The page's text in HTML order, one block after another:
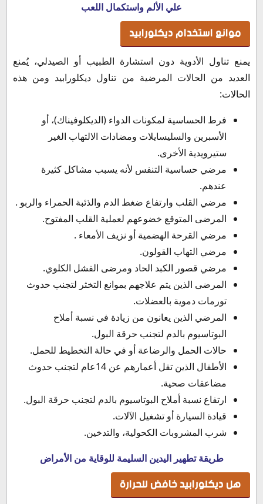
علي الألم واستكمال اللعب
موانع استخدام ديكلورابيد
يمنع تناول الأدوية دون استشارة الطبيب أو الصيدلي، يُمنع
العديد من الحالات المرضية من تناول ديكلورابيد ومن هذه
الحالات:
فرط الحساسية لمكونات الدواء (الديكلوفيناك)، أو
الأسبرين والسليسايلات ومضادات الالتهاب الغير
ستيرويدية الأخرى.
مرضي حساسية التنفس لأنه يسبب مشاكل كثيرة
عندهم.
مرضي القلب وارتفاع ضغط الدم والذئبة الحمراء والربو .
المرضى المتوقع خضوعهم لعملية القلب المفتوح.
مرضي القرحة الهضمية أو نزيف الأمعاء .
مرضي التهاب القولون.
مرضي قصور الكبد الحاد ومرضى الفشل الكلوي.
المرضى الذين يتم علاجهم بموانع التخثر لتجنب حدوث
تورمات دموية بالعضلات.
المرضي الذين يعانون من زيادة في نسبة أملاح
البوتاسيوم بالدم لتجنب حرقة البول.
حالات الحمل والرضاعة أو في حالة التخطيط للحمل.
الأطفال الذين تقل أعمارهم عن 14عام لتجنب حدوث
مضاعفات صحية.
ارتفاع نسبة أملاح البوتاسيوم بالدم لتجنب حرقة البول.
قيادة السيارة أو تشغيل الآلات.
شرب المشروبات الكحولية، والتدخين.
طريقة تطهير اليدين السليمة للوقاية من الأمراض
هل ديكلورابيد خافض للحرارة